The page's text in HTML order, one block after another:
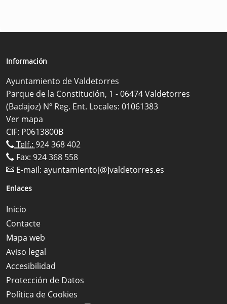
Información
Ayuntamiento de Valdetorres
Parque de la Constitución, 1 - 06474 Valdetorres
(Badajoz) Nº Reg. Ent. Locales: 01061383
Ver mapa
CIF: P0613800B
Telf.: 924 368 402
Fax: 924 368 558
E-mail: ayuntamiento[@]valdetorres.es
Enlaces
Inicio
Contacte
Mapa web
Aviso legal
Accesibilidad
Protección de Datos
Política de Cookies